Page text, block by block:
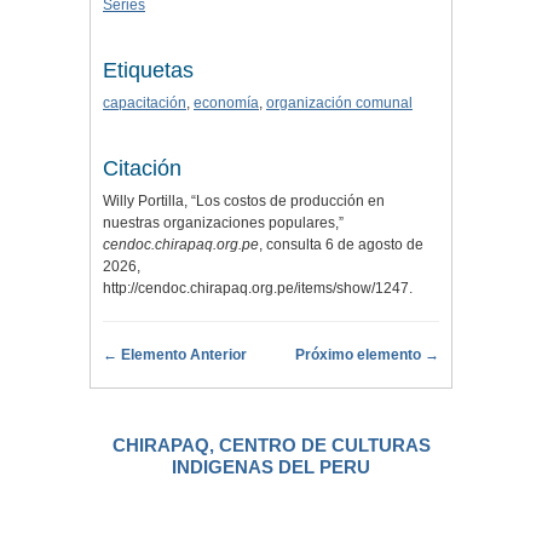
Series
Etiquetas
capacitación, economía, organización comunal
Citación
Willy Portilla, “Los costos de producción en
nuestras organizaciones populares,”
cendoc.chirapaq.org.pe, consulta 6 de agosto de
2026,
http://cendoc.chirapaq.org.pe/items/show/1247.
← Elemento Anterior Próximo elemento →
CHIRAPAQ, CENTRO DE CULTURAS
INDIGENAS DEL PERU